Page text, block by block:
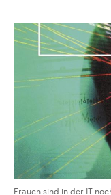
Frauen sind in der IT